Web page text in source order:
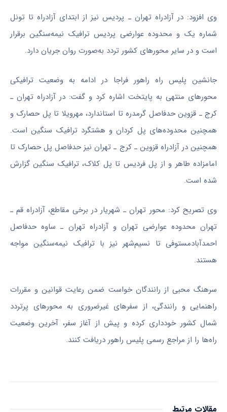
وی افزود: در آزادراه تهران ـ پردیس نیز از ابتدای آزادراه تا تونل
شماره یک و محدوده عوارضی پردیس ترافیک نیمه‌سنگین برقرار
است و در سایر محور‌های کشور تردد به‌صورت روان جریان دارد.
جانشین پلیس راه راهور فراجا در ادامه به وضعیت ترافیکی
محور‌های منتهی به پایتخت اشاره کرد و گفت: در آزادراه تهران ـ
کرج ـ قزوین حدفاصل گرمدره تا استاندارد، مهرویلا تا پل حصارک و
همچنین محدوده‌های پل کردان و هشتگرد ترافیک سنگین است.
همچنین در آزادراه قزوین ـ کرج ـ تهران نیز حدفاصل پل حصارک تا
امامزاده طاهر و از پل فردیس تا پل کلاک، ترافیک سنگین گزارش
شده است.
وی تصریح کرد: محور تهران ـ شهریار در برخی مقاطع، آزادراه قم ـ
تهران محدوده عوارضی تهران و آزادراه تهران ـ ساوه حدفاصل
احمدآبادمستوفی تا نسیم‌شهر نیز با ترافیک نیمه‌سنگین مواجه
هستند.
سرهنگ محبی از رانندگان خواست ضمن رعایت قوانین و مقررات
راهنمایی و رانندگی، از سفر‌های غیرضروری به محور‌های پرتردد
شمال کشور خودداری کرده و پیش از آغاز سفر، آخرین وضعیت
راه‌ها را از مراجع رسمی پلیس راهور دریافت کنند.
مقالات مرتبط